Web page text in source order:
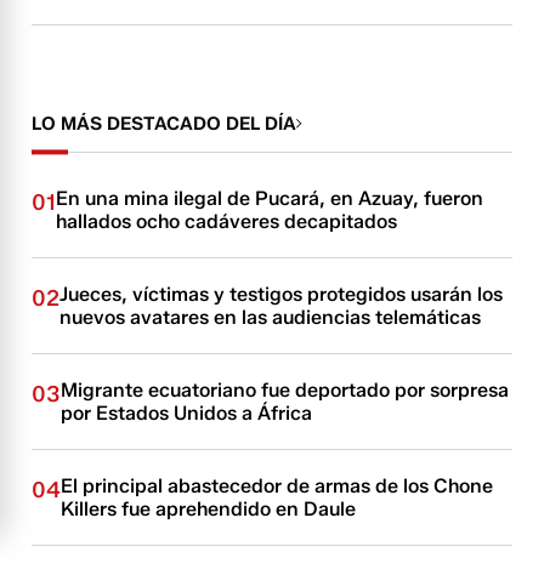
LO MÁS DESTACADO DEL DÍA
01En una mina ilegal de Pucará, en Azuay, fueron
hallados ocho cadáveres decapitados
02Jueces, víctimas y testigos protegidos usarán los
nuevos avatares en las audiencias telemáticas
03Migrante ecuatoriano fue deportado por sorpresa
por Estados Unidos a África
04El principal abastecedor de armas de los Chone
Killers fue aprehendido en Daule